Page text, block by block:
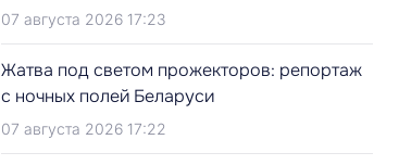
07 августа 2026 17:23
Жатва под светом прожекторов: репортаж
с ночных полей Беларуси
07 августа 2026 17:22